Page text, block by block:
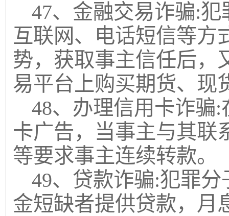
47、金融交易诈骗:
互联网、电话短信等方
势，获取事主信任后，
易平台上购买期货、现
48、办理信用卡诈骗
卡广告，当事主与其联
等要求事主连续转款。
49、贷款诈骗:犯罪
金短缺者提供贷款，月